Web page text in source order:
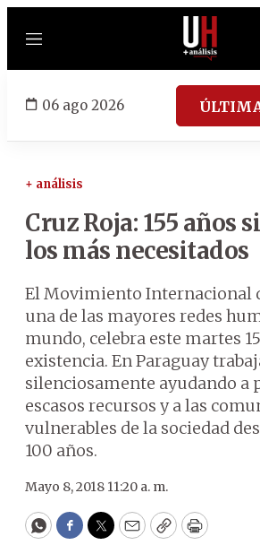
Menú
06 ago 2026
+ análisis
Cruz Roja: 155 años
los más necesitados
El Movimiento Internacional
una de las mayores redes
mundo, celebra este martes
existencia. En Paraguay
silenciosamente ayudando a
escasos recursos y a las
vulnerables de la sociedad
100 años.
Mayo 8, 2018 11:20 a. m.
WhatsApp
Facebook
Twitter
EmailCopyPrint